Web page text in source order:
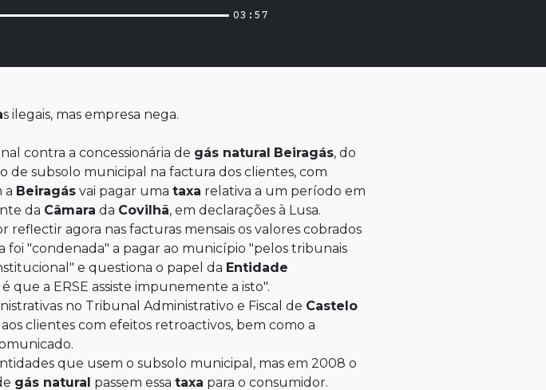
03:57
s ilegais, mas empresa nega.
contra a concessionária de gás natural Beiragás, do
de subsolo municipal na factura dos clientes, com
a Beiragás vai pagar uma taxa relativa a um período em
da Câmara da Covilhã, em declarações à Lusa.
agora nas facturas mensais os valores cobrados
foi "condenada" a pagar ao município "pelos tribunais
e questiona o papel da Entidade
é que a ERSE assiste impunemente a isto".
no Tribunal Administrativo e Fiscal de Castelo
clientes com efeitos retroactivos, bem como a
que usem o subsolo municipal, mas em 2008 o
gás natural passem essa taxa para o consumidor.